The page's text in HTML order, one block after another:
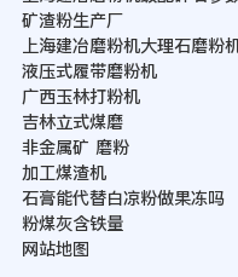
矿渣粉生产厂
上海建冶磨粉机大理石磨粉
液压式履带磨粉机
广西玉林打粉机
吉林立式煤磨
非金属矿 磨粉
加工煤渣机
石膏能代替白凉粉做果冻吗
粉煤灰含铁量
网站地图